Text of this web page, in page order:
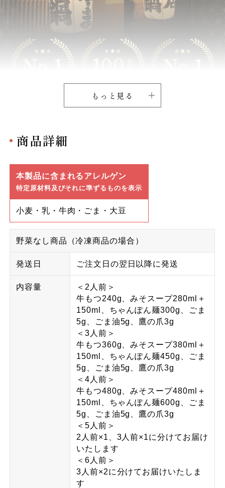
もっと見る
商品詳細
本製品に含まれるアレルゲン
特定原材料及びそれに準ずるものを表示
小麦・乳・牛肉・ごま・大豆
野菜なし商品（冷凍商品の場合）
発送日 ご注文日の翌日以降に発送
内容量
＜2人前＞
牛もつ240g、みそスープ280ml＋
150ml、ちゃんぽん麺300g、ごま
5g、ごま油5g、鷹の爪3g
＜3人前＞
牛もつ360g、みそスープ380ml＋
150ml、ちゃんぽん麺450g、ごま
5g、ごま油5g、鷹の爪3g
＜4人前＞
牛もつ480g、みそスープ480ml＋
150ml、ちゃんぽん麺600g、ごま
5g、ごま油5g、鷹の爪3g
＜5人前＞
2人前×1、3人前×1に分けてお届け
いたします
＜6人前＞
3人前×2に分けてお届けいたしま
す